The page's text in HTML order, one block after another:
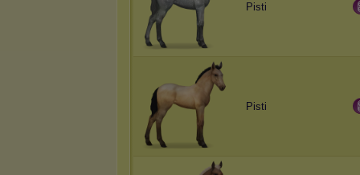
Pisti
Pisti